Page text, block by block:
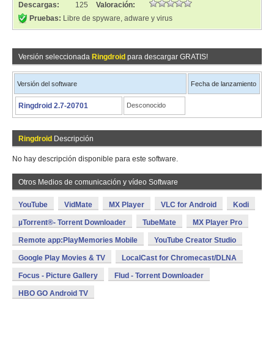
Descargas:
125
Valoración:
Pruebas: Libre de spyware, adware y virus
Versión seleccionada Ringdroid para descargar GRATIS!
Versión del software Fecha de lanzamiento
Ringdroid 2.7-20701 Desconocido
Ringdroid Descripción
No hay descripción disponible para este software.
Otros Medios de comunicación y vídeo Software
YouTube VidMate MX Player VLC for Android Kodi
µTorrent®- Torrent Downloader TubeMate MX Player Pro
Remote app:PlayMemories Mobile YouTube Creator Studio
Google Play Movies & TV LocalCast for Chromecast/DLNA
Focus - Picture Gallery Flud - Torrent Downloader
HBO GO Android TV